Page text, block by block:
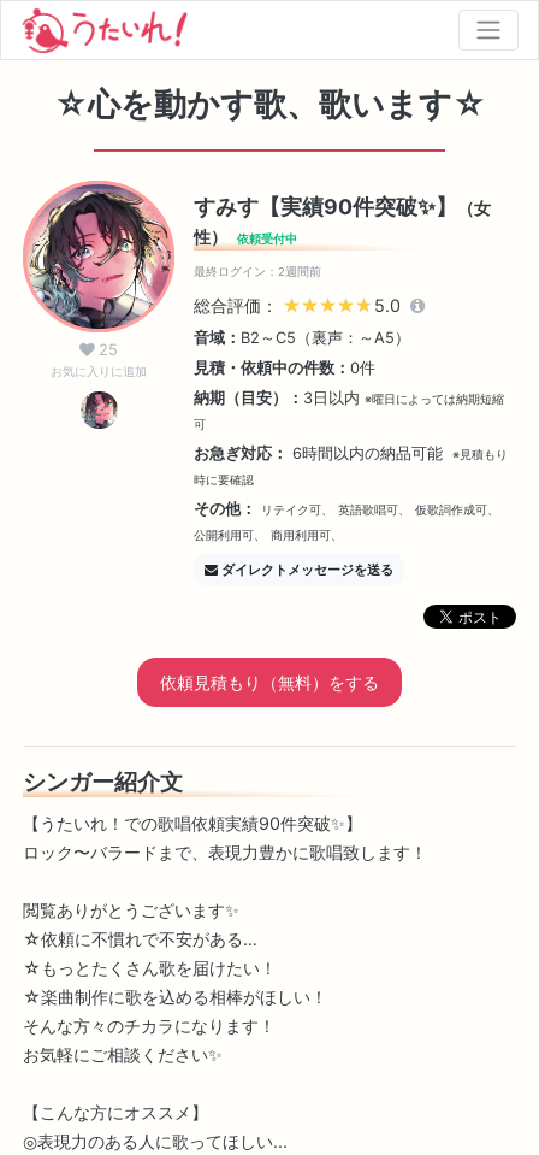
☆心を動かす歌、歌います☆
25
お気に入りに追加
すみす【実績90件突破✨】
（女
性）
依頼受付中
最終ログイン：2週間前
総合評価： ★★★★★
★★★★★ 5.0
音域： B2～C5（裏声：～A5）
見積・依頼中の件数：0件
納期（目安）： 3日以内 ※曜日によっては納期短縮
可
お急ぎ対応： 6時間以内の納品可能
※見積もり
時に要確認
その他： リテイク可、 英語歌唱可、
仮歌詞作成可、
公開利用可、
商用利用可、
ダイレクトメッセージを送る
依頼見積もり（無料）をする
シンガー紹介文
【うたいれ！での歌唱依頼実績90件突破✨】
ロック〜バラードまで、表現力豊かに歌唱致します！
閲覧ありがとうございます✨
☆依頼に不慣れで不安がある…
☆もっとたくさん歌を届けたい！
☆楽曲制作に歌を込める相棒がほしい！
そんな方々のチカラになります！
お気軽にご相談ください✨
【こんな方にオススメ】
◎表現力のある人に歌ってほしい...